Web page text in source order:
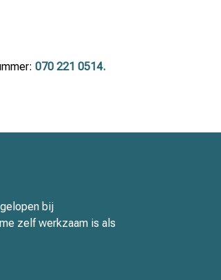
aanwezig is of dat dit
070 221 0514.
bij
zelf werkzaam is als